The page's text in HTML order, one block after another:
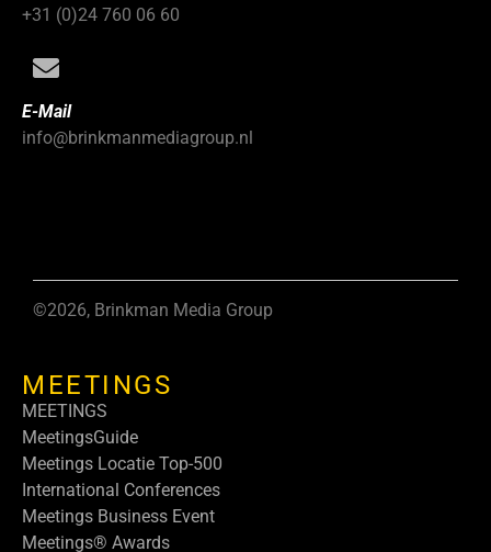
+31 (0)24 760 06 60
E-Mail
info@brinkmanmediagroup.nl
©2026, Brinkman Media Group
MEETINGS
MEETINGS
MeetingsGuide
Meetings Locatie Top-500
International Conferences
Meetings Business Event
Meetings® Awards